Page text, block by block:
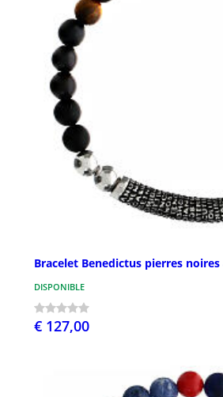
Bracelet Benedictus pierres
DISPONIBLE
€ 127,00